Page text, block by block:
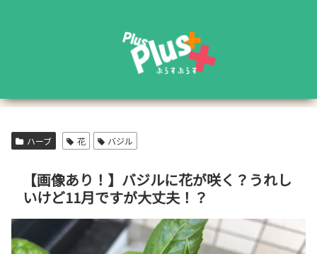
ハーブ 花 バジル
【画像あり！】バジルに花が咲く？うれし
いけど11月ですが大丈夫！？